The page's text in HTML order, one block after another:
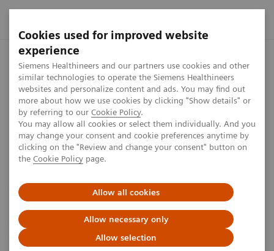
Cookies used for improved website
experience
Siemens Healthineers and our partners use cookies and other
similar technologies to operate the Siemens Healthineers
websites and personalize content and ads. You may find out
more about how we use cookies by clicking "Show details" or
by referring to our Cookie Policy.
You may allow all cookies or select them individually. And you
may change your consent and cookie preferences anytime by
clicking on the "Review and change your consent" button on
the Cookie Policy page.
Allow all cookies
Allow necessary only
Allow selection
Startseite Investor Relations Ordentliche
Siemens Healthineers AG
Ordentliche
Hauptversammlung
Die ordentliche Hauptversammlung 2026 der
Siemens Healthineers AG fand am Donnerstag, den
5. Februar 2026, um 10:00 Uhr (MEZ), als virtuelle